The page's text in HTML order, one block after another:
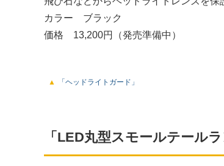
カラー ブラック
価格 13,200円（発売準備中）
「ヘッドライトガード」
「LED丸型スモールテール